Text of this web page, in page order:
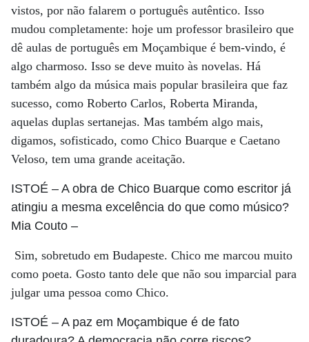
vistos, por não falarem o português autêntico. Isso
mudou completamente: hoje um professor brasileiro que
dê aulas de português em Moçambique é bem-vindo, é
algo charmoso. Isso se deve muito às novelas. Há
também algo da música mais popular brasileira que faz
sucesso, como Roberto Carlos, Roberta Miranda,
aquelas duplas sertanejas. Mas também algo mais,
digamos, sofisticado, como Chico Buarque e Caetano
Veloso, tem uma grande aceitação.
ISTOÉ – A obra de Chico Buarque como escritor já
atingiu a mesma excelência do que como músico?
Mia Couto –
Sim, sobretudo em Budapeste. Chico me marcou muito
como poeta. Gosto tanto dele que não sou imparcial para
julgar uma pessoa como Chico.
ISTOÉ – A paz em Moçambique é de fato